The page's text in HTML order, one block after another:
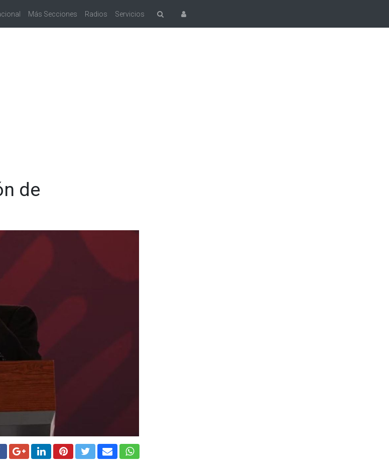
Más Secciones Radios Servicios
de